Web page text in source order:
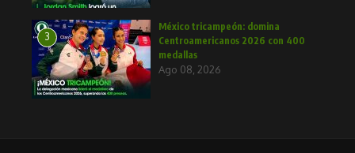
3
México tricampeón: domina
Centroamericanos 2026 con 400
medallas
Ago 08, 2026